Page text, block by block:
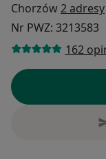
Chorzów2 adresy
Nr PWZ: 3213583
162